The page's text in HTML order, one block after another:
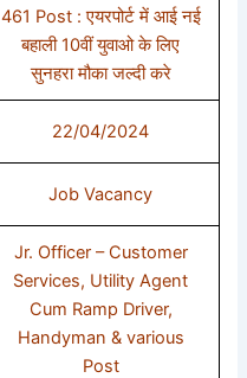
461 Post : एयरपोर्ट में आई नई
बहाली 10वीं युवाओ के लिए
सुनहरा मौका जल्दी करे
22/04/2024
Job Vacancy
Jr. Officer – Customer
Services, Utility Agent
Cum Ramp Driver,
Handyman & various
Post